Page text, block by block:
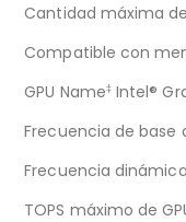
Cantidad máxima
Compatible con
GPU Name‡Intel®
Frecuencia de base
Frecuencia
TOPS máximo de